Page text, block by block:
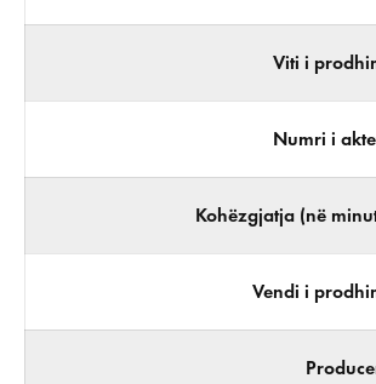
Viti i
Numri i
Kohëzgjatja (në
Vendi i